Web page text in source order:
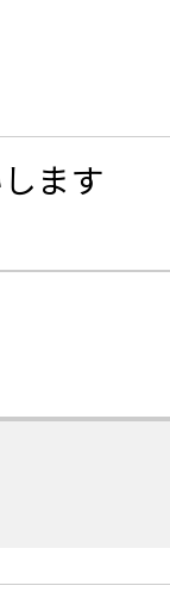
ます